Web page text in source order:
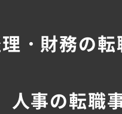
・財務の
人事の転職